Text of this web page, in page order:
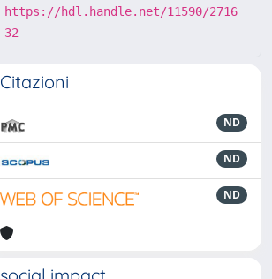
https://hdl.handle.net/11590/2716
32
Citazioni
ND
ND
ND